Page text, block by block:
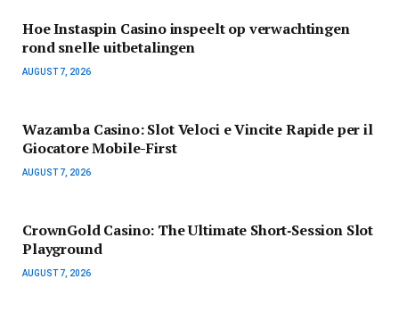
Hoe Instaspin Casino inspeelt op verwachtingen
rond snelle uitbetalingen
AUGUST 7, 2026
Wazamba Casino: Slot Veloci e Vincite Rapide per il
Giocatore Mobile-First
AUGUST 7, 2026
CrownGold Casino: The Ultimate Short‑Session Slot
Playground
AUGUST 7, 2026